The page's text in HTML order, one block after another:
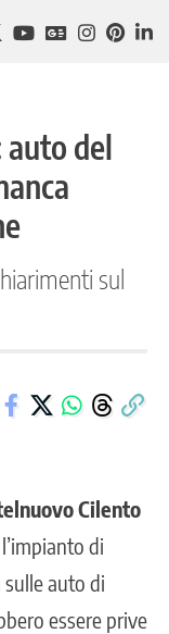
auto del
sul
Cilento
di
auto di
essere prive